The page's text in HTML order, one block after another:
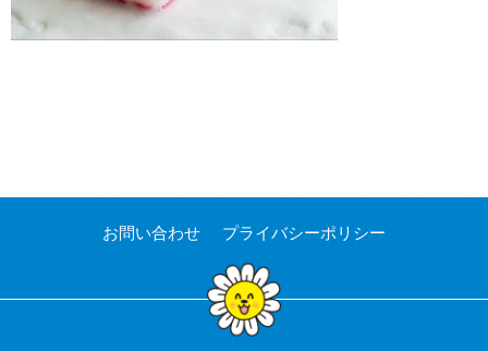
お問い合わせ プライバシーポリシー